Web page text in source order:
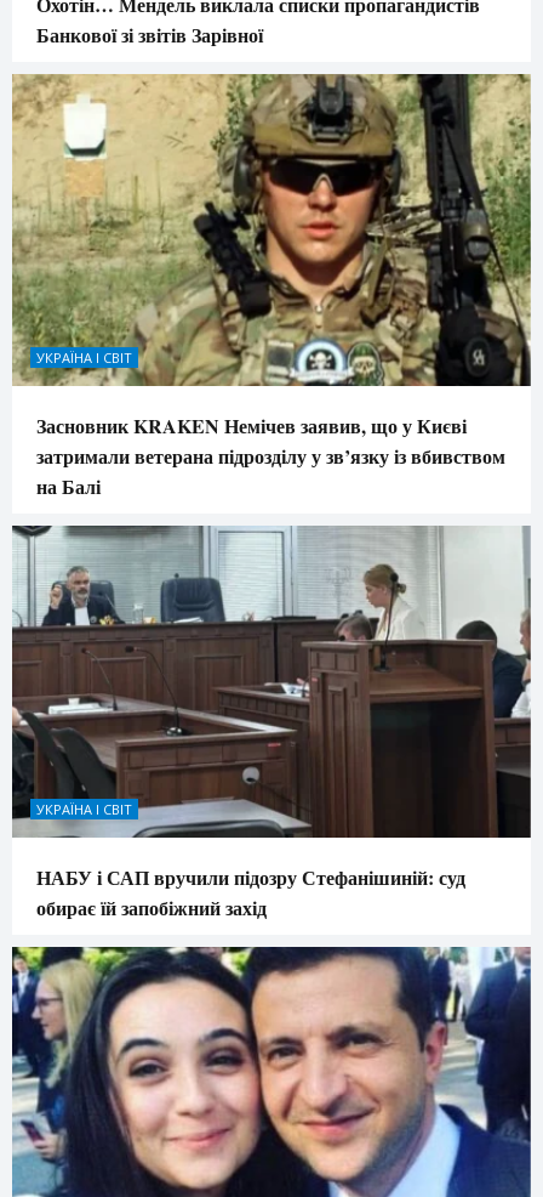
Банкової зі звітів Зарівної
УКРАЇНА І СВІТ
Засновник KRAKEN Немічев заявив, що у Києві
затримали ветерана підрозділу у зв’язку із вбивством
на Балі
УКРАЇНА І СВІТ
НАБУ і САП вручили підозру Стефанішиній: суд
обирає їй запобіжний захід